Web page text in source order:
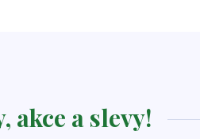
akce a slevy!